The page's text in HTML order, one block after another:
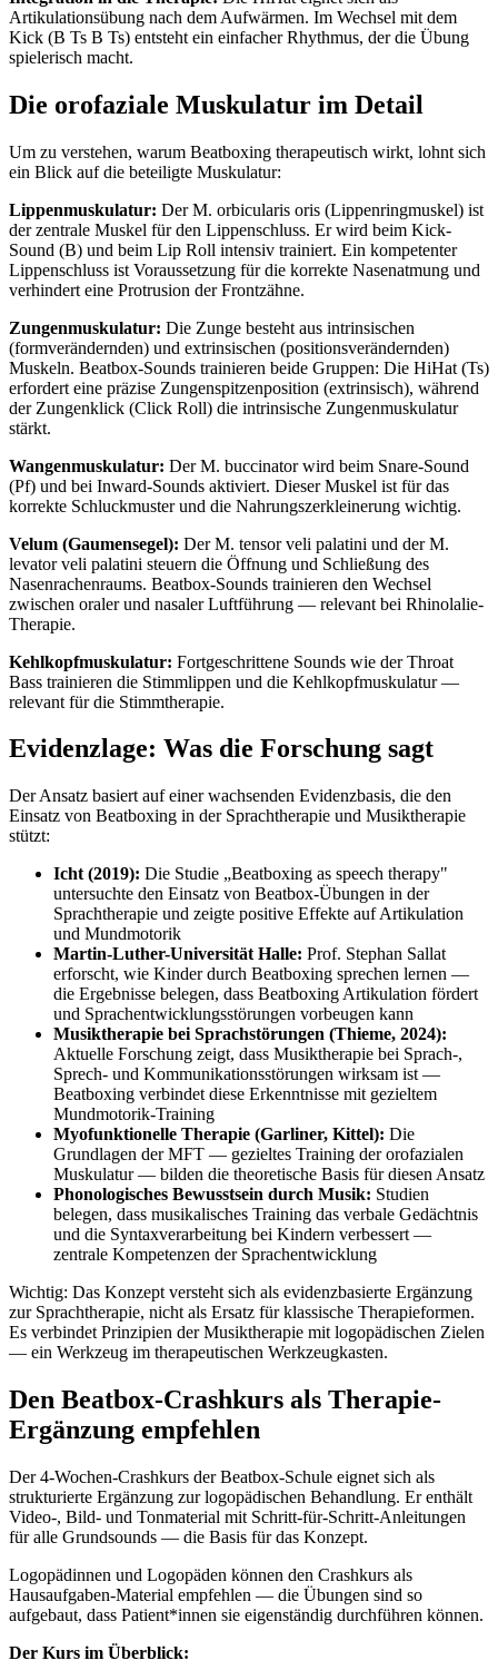
Artikulationsübung nach dem Aufwärmen. Im Wechsel mit dem
Kick (B Ts B Ts) entsteht ein einfacher Rhythmus, der die Übung
spielerisch macht.
Die orofaziale Muskulatur im Detail
Um zu verstehen, warum Beatboxing therapeutisch wirkt, lohnt sich
ein Blick auf die beteiligte Muskulatur:
Lippenmuskulatur: Der M. orbicularis oris (Lippenringmuskel) ist
der zentrale Muskel für den Lippenschluss. Er wird beim Kick-
Sound (B) und beim Lip Roll intensiv trainiert. Ein kompetenter
Lippenschluss ist Voraussetzung für die korrekte Nasenatmung und
verhindert eine Protrusion der Frontzähne.
Zungenmuskulatur: Die Zunge besteht aus intrinsischen
(formverändernden) und extrinsischen (positionsverändernden)
Muskeln. Beatbox-Sounds trainieren beide Gruppen: Die HiHat (Ts)
erfordert eine präzise Zungenspitzenposition (extrinsisch), während
der Zungenklick (Click Roll) die intrinsische Zungenmuskulatur
stärkt.
Wangenmuskulatur: Der M. buccinator wird beim Snare-Sound
(Pf) und bei Inward-Sounds aktiviert. Dieser Muskel ist für das
korrekte Schluckmuster und die Nahrungszerkleinerung wichtig.
Velum (Gaumensegel): Der M. tensor veli palatini und der M.
levator veli palatini steuern die Öffnung und Schließung des
Nasenrachenraums. Beatbox-Sounds trainieren den Wechsel
zwischen oraler und nasaler Luftführung — relevant bei Rhinolalie-
Therapie.
Kehlkopfmuskulatur: Fortgeschrittene Sounds wie der Throat
Bass trainieren die Stimmlippen und die Kehlkopfmuskulatur —
relevant für die Stimmtherapie.
Evidenzlage: Was die Forschung sagt
Der Ansatz basiert auf einer wachsenden Evidenzbasis, die den
Einsatz von Beatboxing in der Sprachtherapie und Musiktherapie
stützt:
Icht (2019): Die Studie „Beatboxing as speech therapy"
untersuchte den Einsatz von Beatbox-Übungen in der
Sprachtherapie und zeigte positive Effekte auf Artikulation
und Mundmotorik
Martin-Luther-Universität Halle: Prof. Stephan Sallat
erforscht, wie Kinder durch Beatboxing sprechen lernen —
die Ergebnisse belegen, dass Beatboxing Artikulation fördert
und Sprachentwicklungsstörungen vorbeugen kann
Musiktherapie bei Sprachstörungen (Thieme, 2024):
Aktuelle Forschung zeigt, dass Musiktherapie bei Sprach-,
Sprech- und Kommunikationsstörungen wirksam ist —
Beatboxing verbindet diese Erkenntnisse mit gezieltem
Mundmotorik-Training
Myofunktionelle Therapie (Garliner, Kittel): Die
Grundlagen der MFT — gezieltes Training der orofazialen
Muskulatur — bilden die theoretische Basis für diesen Ansatz
Phonologisches Bewusstsein durch Musik: Studien
belegen, dass musikalisches Training das verbale Gedächtnis
und die Syntaxverarbeitung bei Kindern verbessert —
zentrale Kompetenzen der Sprachentwicklung
Wichtig: Das Konzept versteht sich als evidenzbasierte Ergänzung
zur Sprachtherapie, nicht als Ersatz für klassische Therapieformen.
Es verbindet Prinzipien der Musiktherapie mit logopädischen Zielen
— ein Werkzeug im therapeutischen Werkzeugkasten.
Den Beatbox-Crashkurs als Therapie-
Ergänzung empfehlen
Der 4-Wochen-Crashkurs der Beatbox-Schule eignet sich als
strukturierte Ergänzung zur logopädischen Behandlung. Er enthält
Video-, Bild- und Tonmaterial mit Schritt-für-Schritt-Anleitungen
für alle Grundsounds — die Basis für das Konzept.
Logopädinnen und Logopäden können den Crashkurs als
Hausaufgaben-Material empfehlen — die Übungen sind so
aufgebaut, dass Patient*innen sie eigenständig durchführen können.
Der Kurs im Überblick: